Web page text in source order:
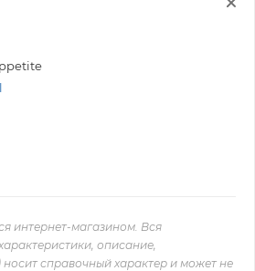
интернет-магазином. Вся
описание,
справочный характер и может не